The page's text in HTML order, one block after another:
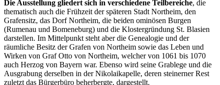
Die Ausstellung gliedert sich in verschiedene Teilbereiche, die
thematisch auch die Frühzeit der späteren Stadt Northeim, den
Grafensitz, das Dorf Northeim, die beiden ominösen Burgen
(Rumenau und Bomeneburg) und die Klostergründung St. Blasien
darstellen. Im Mittelpunkt steht aber die Genealogie und der
räumliche Besitz der Grafen von Northeim sowie das Leben und
Wirken von Graf Otto von Northeim, welcher von 1061 bis 1070
auch Herzog von Bayern war. Ebenso wird seine Grablege und die
Ausgrabung derselben in der Nikolaikapelle, deren steinerner Rest
zuletzt das Bürgerbüro beherbergte, dargestellt.